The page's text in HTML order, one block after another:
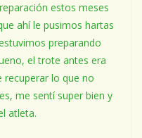
estos meses
ahí le pusimos hartas
preparando
el trote antes era
recuperar lo que no
me sentí super bien y
atleta.